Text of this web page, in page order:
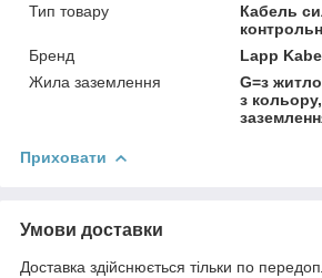
Тип товару
Кабель
Бренд
Lapp
Жила заземлення
G=з
з
Приховати
Умови доставки
Доставка здійснюється тільки по